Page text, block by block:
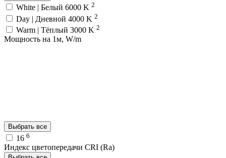
White | Белый 6000 K 2
Day | Дневной 4000 K 2
Warm | Тёплый 3000 K 2
Мощность на 1м, W/m
Выбрать все
16 6
Индекс цветопередачи CRI (Ra)